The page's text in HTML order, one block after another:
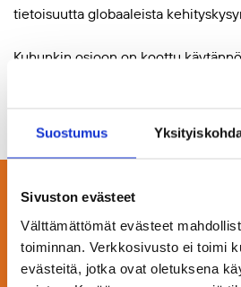
Suostumus
Sivuston evästeet
Välttämättömät evästeet
toiminnan. Verkkosivusto ei toimi
evästeitä, jotka ovat oletuksena
tietoisuutta globaaleista
Kuhunkin osioon on koottu
kokeneiden toimittajien ja
Tutustu myös
projekteihin